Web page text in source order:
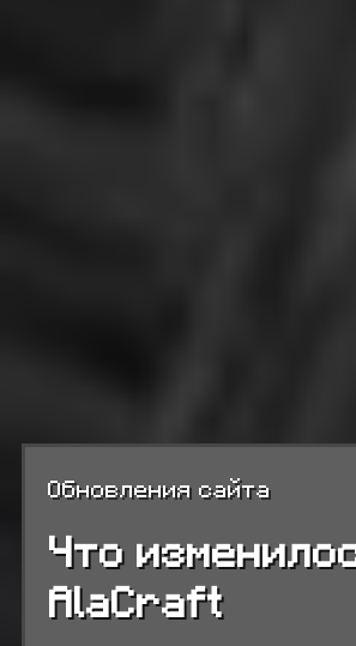
Обновления сайта
Что
AlaCraft